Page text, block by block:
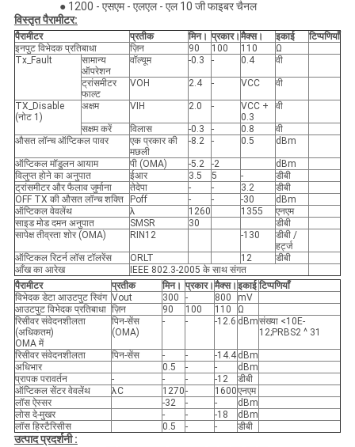
● 1200 - एसएम - एलएल - एल 10 जी फाइबर चैनल
विस्तृत पैरामीटर:
पैरामीटर प्रतीक मिन। प्रकार। मैक्स। इकाई
टिप्पणियाँ
इनपुट विभेदक प्रतिबाधा
ज़िन 90 100 110
Ω
Tx_Fault
सामान्य
ऑपरेशन
वॉल्यूम -0.3 - 0.4 वी
ट्रांसमीटर
फाल्ट
VOH 2.4 - VCC वी
TX_Disable
(नोट 1)
अक्षम VIH 2.0 -
VCC +
0.3
वी
सक्षम करें विलास -0.3 - 0.8
वी
औसत लॉन्च ऑप्टिकल पावर
एक प्रकार की
मछली
-8.2 - 0.5 dBm
ऑप्टिकल मॉडुलन आयाम पी (OMA) -5.2 -2
dBm
विलुप्त होने का अनुपात
ईआर 3.5 5 -
डीबी
ट्रांसमीटर और फैलाव जुर्माना
तेदेपा - - 3.2
डीबी
OFF TX की औसत लॉन्च शक्ति
Poff - - -30
dBm
ऑप्टिकल वेवलेंथ
λ 1260 1355
एनएम
साइड मोड दमन अनुपात
SMSR 30
डीबी
सापेक्ष तीव्रता शोर (OMA)
RIN12 -130
डीबी /
हर्ट्ज
ऑप्टिकल रिटर्न लॉस टॉलरेंस
ORLT 12
डीबी
आँख का आरेख
IEEE 802.3-2005 के साथ संगत
पैरामीटर
प्रतीक मिन। प्रकार। मैक्स। इकाई टिप्पणियाँ
विभेदक डेटा आउटपुट स्विंग Vout 300 - 800
mV
आउटपुट विभेदक प्रतिबाधा ज़िन 90 100 110
Ω
रिसीवर संवेदनशीलता
(अधिकतम)
OMA में
पिन-सेंस
(OMA)
- - -12.6 dBmसंख्या <10E-
12;PRBS2 ^ 31
रिसीवर संवेदनशीलता पिन-सेंस - - -14.4 dBm
अधिभार
0.5 - -
dBm
प्रापक परावर्तन
- - - -12
डीबी
ऑप्टिकल सेंटर वेवलेंथ
λC 1270- 1600एनएम
लॉस ऐस्सर
-32 - -
dBm
लोस दे-मुखर
- - -18
dBm
लॉस हिस्टैरिसीस
0.5 - - डीबी
उत्पाद प्रदर्शनी :